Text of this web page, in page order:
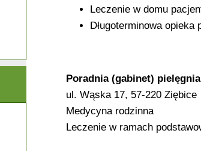
Leczenie w domu
Długoterminowa
Poradnia (gabinet)
ul. Wąska 17, 57-220 Ziębice
Medycyna rodzinna
Leczenie w ramach